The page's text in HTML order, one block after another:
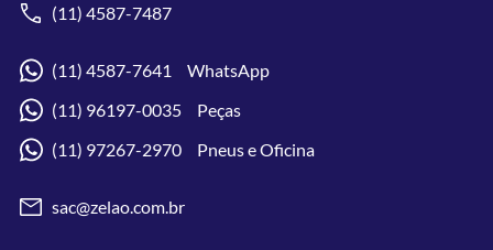
(11) 4587-7487
(11) 4587-7641 WhatsApp
(11) 96197-0035 Peças
(11) 97267-2970 Pneus e Oficina
sac@zelao.com.br